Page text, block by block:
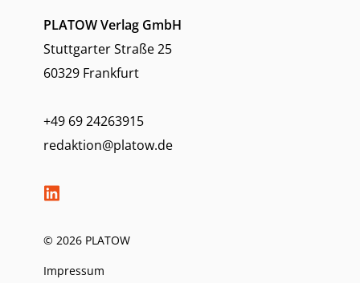
PLATOW Verlag GmbH
Stuttgarter Straße 25
60329 Frankfurt
+49 69 24263915
redaktion@platow.de
© 2026 PLATOW
Impressum